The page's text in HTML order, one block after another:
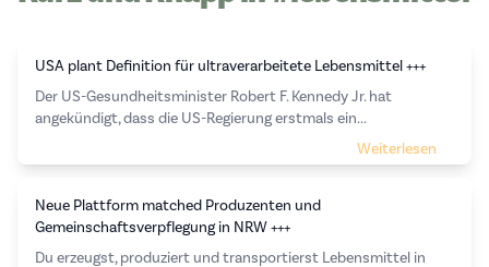
USA plant Definition für ultraverarbeitete Lebensmittel +++
Der US-Gesundheitsminister Robert F. Kennedy Jr. hat
angekündigt, dass die US-Regierung erstmals ein...
Weiterlesen
Neue Plattform matched Produzenten und
Gemeinschaftsverpflegung in NRW +++
Du erzeugst, produziert und transportierst Lebensmittel in